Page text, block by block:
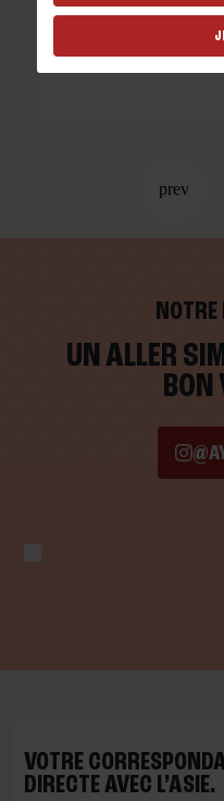
SAUCE BUTTER CHICKEN
UN ALLER
BON
VOTRE
DIRECTE AVEC L’ASIE.